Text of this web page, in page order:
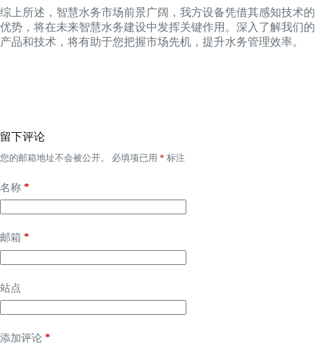
综上所述，智慧水务市场前景广阔，我方设备凭借其感知技术的
优势，将在未来智慧水务建设中发挥关键作用。深入了解我们的
产品和技术，将有助于您把握市场先机，提升水务管理效率。
留下评论
您的邮箱地址不会被公开。 必填项已用 * 标注
名称 *
邮箱 *
站点
添加评论 *